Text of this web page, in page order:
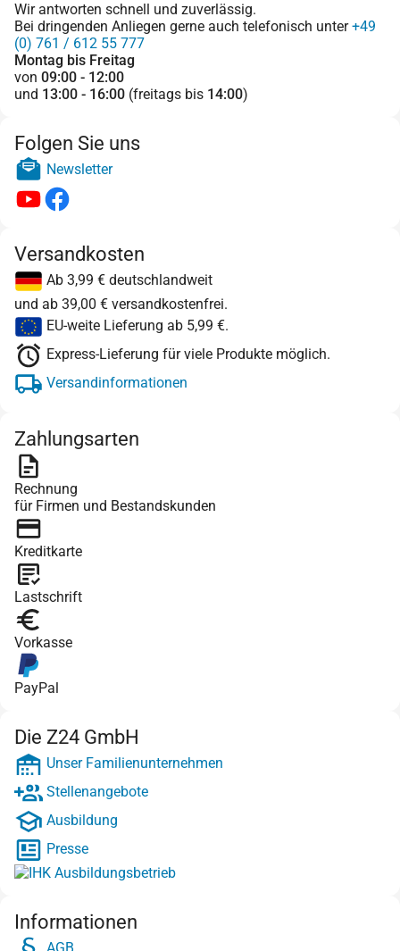
Wir antworten schnell und zuverlässig.
Bei dringenden Anliegen gerne auch telefonisch unter+49
(0) 761 / 612 55 777
Montag bis Freitag
von 09:00 - 12:00
und 13:00 - 16:00 (freitags bis 14:00)
Folgen Sie uns
Newsletter
Versandkosten
Ab 3,99 € deutschlandweit
und ab 39,00 € versandkostenfrei.
EU-weite Lieferung ab 5,99 €.
Express-Lieferung für viele Produkte möglich.
Versandinformationen
Zahlungsarten
Rechnung
für Firmen und Bestandskunden
Kreditkarte
Lastschrift
Vorkasse
PayPal
Die Z24 GmbH
Unser Familienunternehmen
Stellenangebote
Ausbildung
Presse
Informationen